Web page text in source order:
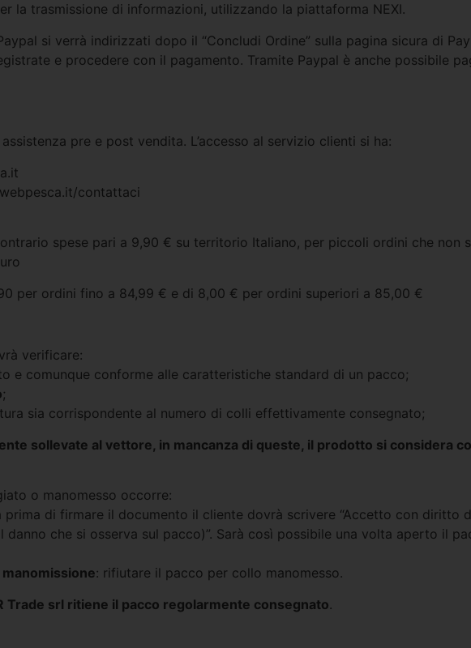
la trasmissione di informazioni, utilizzando la piattaforma NEXI.
si verrà indirizzati dopo il “Concludi Ordine” sulla pagina sicura di
e procedere con il pagamento. Tramite Paypal è anche possibile
pre e post vendita. L’accesso al servizio clienti si ha:
contattaci
spese pari a 9,90 € su territorio Italiano, per piccoli ordini che non
per ordini fino a 84,99 € e di 8,00 € per ordini superiori a 85,00 €
verificare:
e comunque conforme alle caratteristiche standard di un pacco;
;
sia corrispondente al numero di colli effettivamente consegnato;
sollevate al vettore, in mancanza di queste, il prodotto si considera
o manomesso occorre:
di firmare il documento il cliente dovrà scrivere “Accetto con diritto
che si osserva sul pacco)”. Sarà così possibile una volta aperto il
: rifiutare il pacco per collo manomesso.
Trade srl ritiene il pacco regolarmente consegnato.